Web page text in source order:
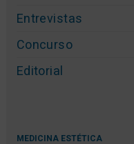
Entrevistas
Concurso
Editorial
MEDICINA ESTÉTICA